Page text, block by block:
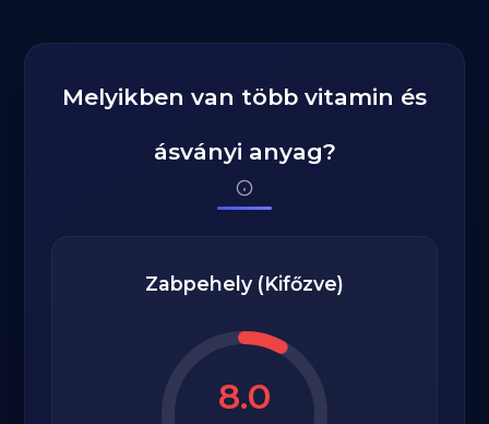
Melyikben van több vitamin és
ásványi anyag?
Zabpehely (Kifőzve)
8.0